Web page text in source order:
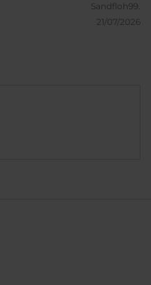
Sandfloh99.
21/07/2026